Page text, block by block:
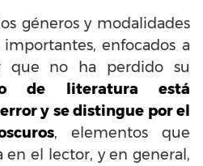
géneros y modalidades
enfocados a
que no ha perdido su
de literatura está
y se distingue por el
, elementos que
en el lector, y en general,